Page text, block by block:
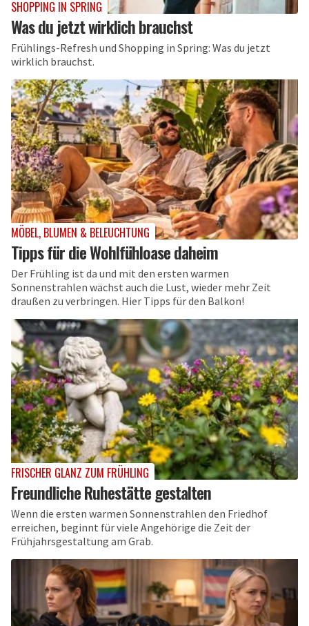
SHOPPING IN SPRING
Was du jetzt wirklich brauchst
Frühlings-Refresh und Shopping in Spring: Was du jetzt
wirklich brauchst.
MÖBEL, BLUMEN & BELEUCHTUNG
Tipps für die Wohlfühloase daheim
Der Frühling ist da und mit den ersten warmen
Sonnenstrahlen wächst auch die Lust, wieder mehr Zeit
draußen zu verbringen. Hier Tipps für den Balkon!
FRISCHER GLANZ ZUM FRÜHLING
Freundliche Ruhestätte gestalten
Wenn die ersten warmen Sonnenstrahlen den Friedhof
erreichen, beginnt für viele Angehörige die Zeit der
Frühjahrs­gestaltung am Grab.